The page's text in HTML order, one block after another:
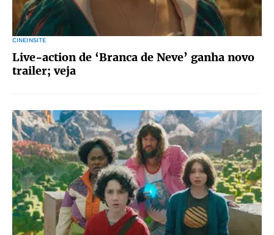
CINEINSITE
Live-action de ‘Branca de Neve’ ganha novo
trailer; veja